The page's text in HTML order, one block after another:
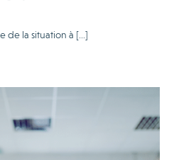
de la situation à […]